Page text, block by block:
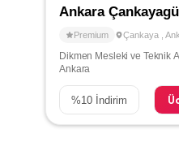
Ankara
Premium Çankaya
Dikmen Mesleki ve Teknik
Ankara
%10 İndirim